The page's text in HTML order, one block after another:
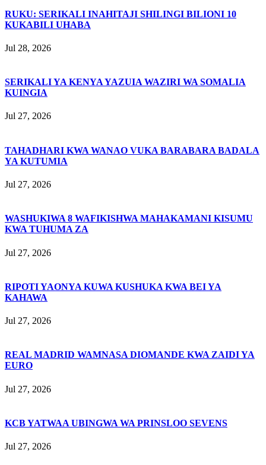
RUKU: SERIKALI INAHITAJI SHILINGI BILIONI 10
KUKABILI UHABA
Jul 28, 2026
SERIKALI YA KENYA YAZUIA WAZIRI WA SOMALIA
KUINGIA
Jul 27, 2026
TAHADHARI KWA WANAO VUKA BARABARA BADALA
YA KUTUMIA
Jul 27, 2026
WASHUKIWA 8 WAFIKISHWA MAHAKAMANI KISUMU
KWA TUHUMA ZA
Jul 27, 2026
RIPOTI YAONYA KUWA KUSHUKA KWA BEI YA
KAHAWA
Jul 27, 2026
REAL MADRID WAMNASA DIOMANDE KWA ZAIDI YA
EURO
Jul 27, 2026
KCB YATWAA UBINGWA WA PRINSLOO SEVENS
Jul 27, 2026